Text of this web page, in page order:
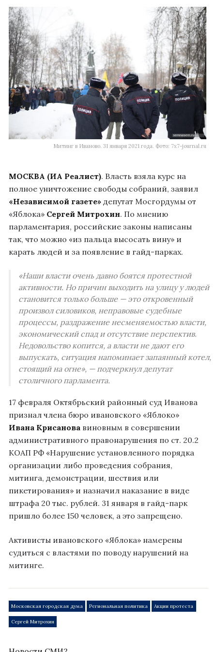
Митинг в Иваново. 31 января 2021 года. Фото: 7x7-journal.ru
МОСКВА (ИА Реалист). Власть взяла курс на
полное уничтожение свободы собраний, заявил
«Независимой газете» депутат Мосгордумы от
«Яблока» Сергей Митрохин. По мнению
парламентария, российские законы написаны
так, что можно «из пальца высосать вину» и
карать людей и за появление в гайд-парках.
«Наши власти очень давно боятся протестной
активности. Но причин выходить на улицу у людей
становится только больше — это откровенный
произвол силовиков, неправовые судебные
процессы, раздражение несменяемостью власти,
экономический спад и отсутствие перспектив.
Недовольство копится, а власти не дают его
выпускать, ситуация напоминает запаянный котел,
стоящий на огне», — подчеркнул депутат
столичного парламента.
17 февраля Октябрьский районный суд Иванова
признал члена бюро ивановского «Яблоко»
Ивана Крисанова виновным в совершении
административного правонарушения по ст. 20.2
КОАП РФ «Нарушение установленного порядка
организации либо проведения собрания,
митинга, демонстрации, шествия или
пикетирования» и назначил наказание в виде
штрафа 20 тыс. рублей. 31 января в гайд-парк
пришло более 150 человек, а это запрещено.
Активисты ивановского «Яблока» намерены
судиться с властями по поводу нарушений на
митинге.
Московская городская дума Региональная политика Акции протеста
Сергей Митрохин